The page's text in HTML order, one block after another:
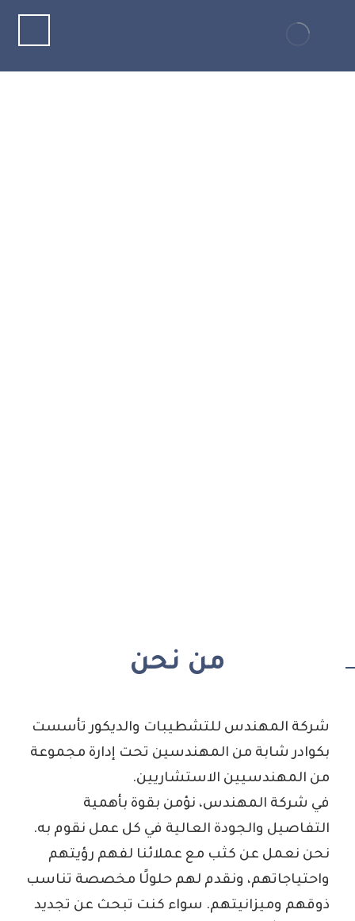
من نحن
شركة المهندس للتشطيبات والديكور تأسست
بكوادر شابة من المهندسين تحت إدارة مجموعة
من المهندسيين الاستشاريين.
في شركة المهندس، نؤمن بقوة بأهمية
التفاصيل والجودة العالية في كل عمل نقوم به.
نحن نعمل عن كثب مع عملائنا لفهم رؤيتهم
واحتياجاتهم، ونقدم لهم حلولًا مخصصة تناسب
ذوقهم وميزانيتهم. سواء كنت تبحث عن تجديد